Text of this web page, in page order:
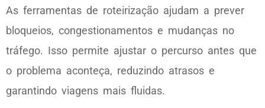
As ferramentas de roteirização ajudam a prever
bloqueios, congestionamentos e mudanças no
tráfego. Isso permite ajustar o percurso antes que
o problema aconteça, reduzindo atrasos e
garantindo viagens mais fluidas.